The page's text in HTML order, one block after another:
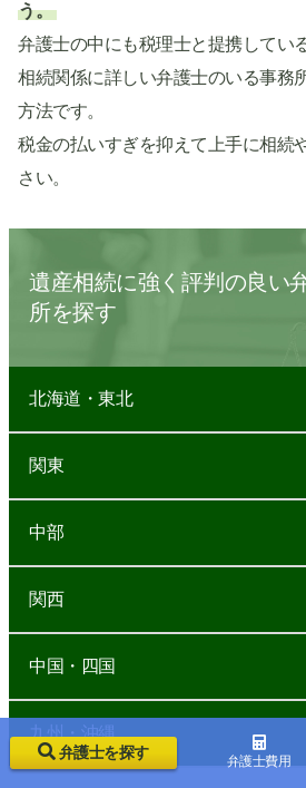
う。
弁護士の中にも税理士と提携してい
相続関係に詳しい弁護士のいる事務
方法です。
税金の払いすぎを抑えて上手に相続
さい。
遺産相続に強く評判の良い
所を探す
北海道・東北
関東
中部
関西
中国・四国
九州・沖縄
弁護士を探す 弁護士費用